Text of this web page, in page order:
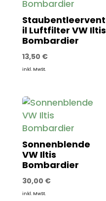
Staubentleervent
il Luftfilter VW Iltis
Bombardier
13,50 €
inkl. MwSt.
Sonnenblende
VW Iltis
Bombardier
30,00 €
inkl. MwSt.